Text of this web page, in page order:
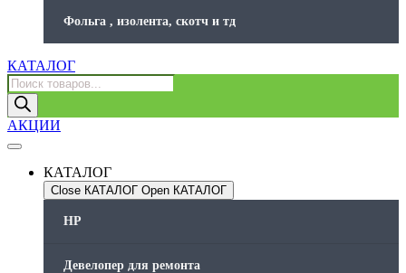
Фольга , изолента, скотч и тд
КАТАЛОГ
Поиск
товаров
АКЦИИ
КАТАЛОГ
Close КАТАЛОГ Open КАТАЛОГ
HP
Девелопер для ремонта